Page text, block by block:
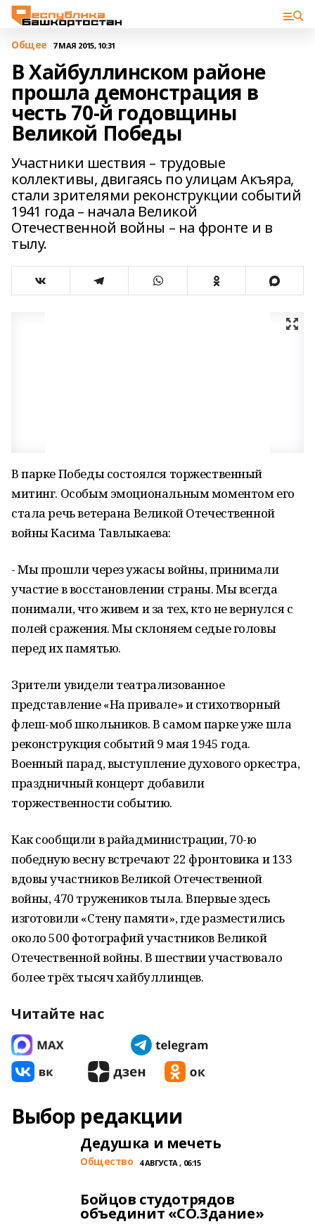
Общее 7 МАЯ 2015, 10:31
В Хайбуллинском районе
прошла демонстрация в
честь 70-й годовщины
Великой Победы
Участники шествия – трудовые
коллективы, двигаясь по улицам Акъяра,
стали зрителями реконструкции событий
1941 года – начала Великой
Отечественной войны – на фронте и в
тылу.
В парке Победы состоялся торжественный
митинг. Особым эмоциональным моментом его
стала речь ветерана Великой Отечественной
войны Касима Тавлыкаева:
- Мы прошли через ужасы войны, принимали
участие в восстановлении страны. Мы всегда
понимали, что живем и за тех, кто не вернулся с
полей сражения. Мы склоняем седые головы
перед их памятью.
Зрители увидели театрализованное
представление «На привале» и стихотворный
флеш-моб школьников. В самом парке уже шла
реконструкция событий 9 мая 1945 года.
Военный парад, выступление духового оркестра,
праздничный концерт добавили
торжественности событию.
Как сообщили в райадминистрации, 70-ю
победную весну встречают 22 фронтовика и 133
вдовы участников Великой Отечественной
войны, 470 тружеников тыла. Впервые здесь
изготовили «Стену памяти», где разместились
около 500 фотографий участников Великой
Отечественной войны. В шествии участвовало
более трёх тысяч хайбуллинцев.
Читайте нас
Выбор редакции
Дедушка и мечеть
Общество 4 АВГУСТА , 06:15
Бойцов студотрядов
объединит «СО.Здание»